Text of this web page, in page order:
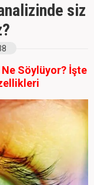
siz
Söylüyor? İşte